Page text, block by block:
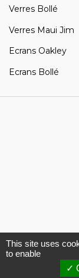
Verres Bollé
Verres Maui Jim
Ecrans Oakley
Ecrans Bollé
© Optique
This site uses
to enable
✓